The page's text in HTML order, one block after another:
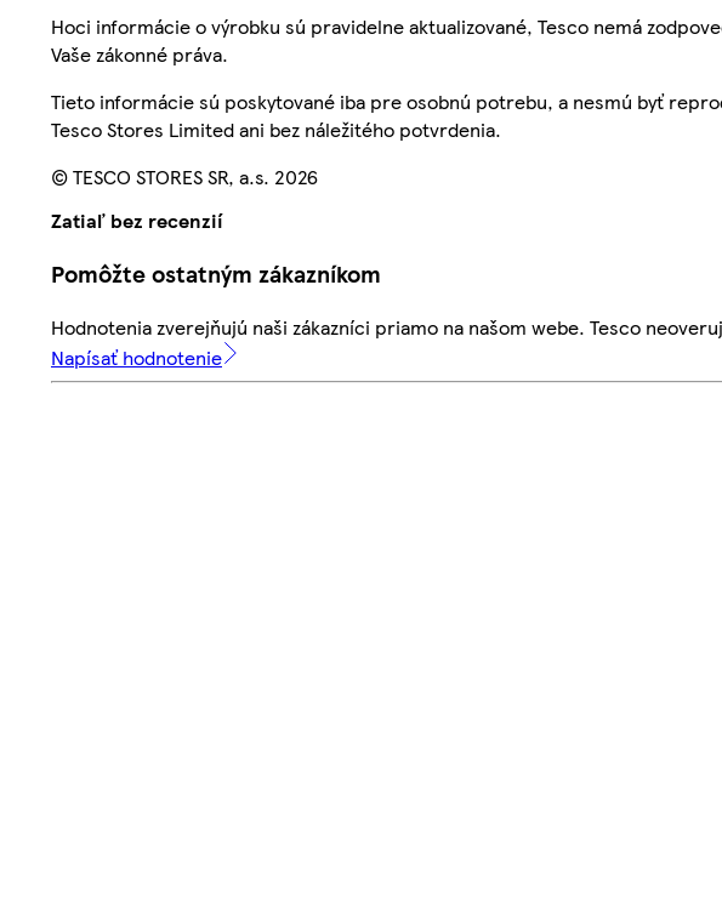
Hoci informácie o výrobku sú pravidelne aktualizované, Tesco nemá
Vaše zákonné práva.
Tieto informácie sú poskytované iba pre osobnú potrebu, a nesmú byť
Tesco Stores Limited ani bez náležitého potvrdenia.
© TESCO STORES SR, a.s. 2026
Zatiaľ bez recenzií
Pomôžte ostatným zákazníkom
Hodnotenia zverejňujú naši zákazníci priamo na našom webe. Tesco
Napísať hodnotenie